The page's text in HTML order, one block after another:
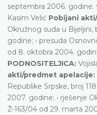
septembra 2006. godine.
Kasim Velić Pobijani
Okružnog suda u Bijeljini,
godine; • presuda
od 8. oktobra 2004.
PODNOSITELJICA:
akti/predmet apelacije:
Republike Srpske, broj
2007. godine; • rješenje
Ž-163/04 od 29. marta